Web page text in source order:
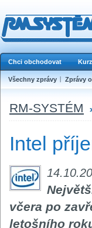
Chci obchodovat
Všechny zprávy Zprávy
RM-SYSTÉM
Intel
včera po
letošního